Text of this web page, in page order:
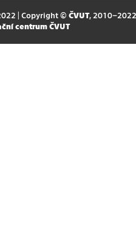
| Copyright © ČVUT, 2010–2022
centrum ČVUT